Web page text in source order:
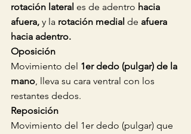
rotación lateral es de adentro hacia
afuera, y la rotación medial de afuera
hacia adentro.
Oposición
Movimiento del 1er dedo (pulgar) de la
mano, lleva su cara ventral con los
restantes dedos.
Reposición
Movimiento del 1er dedo (pulgar) que